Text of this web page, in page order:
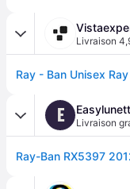
Livraison
E Livraison